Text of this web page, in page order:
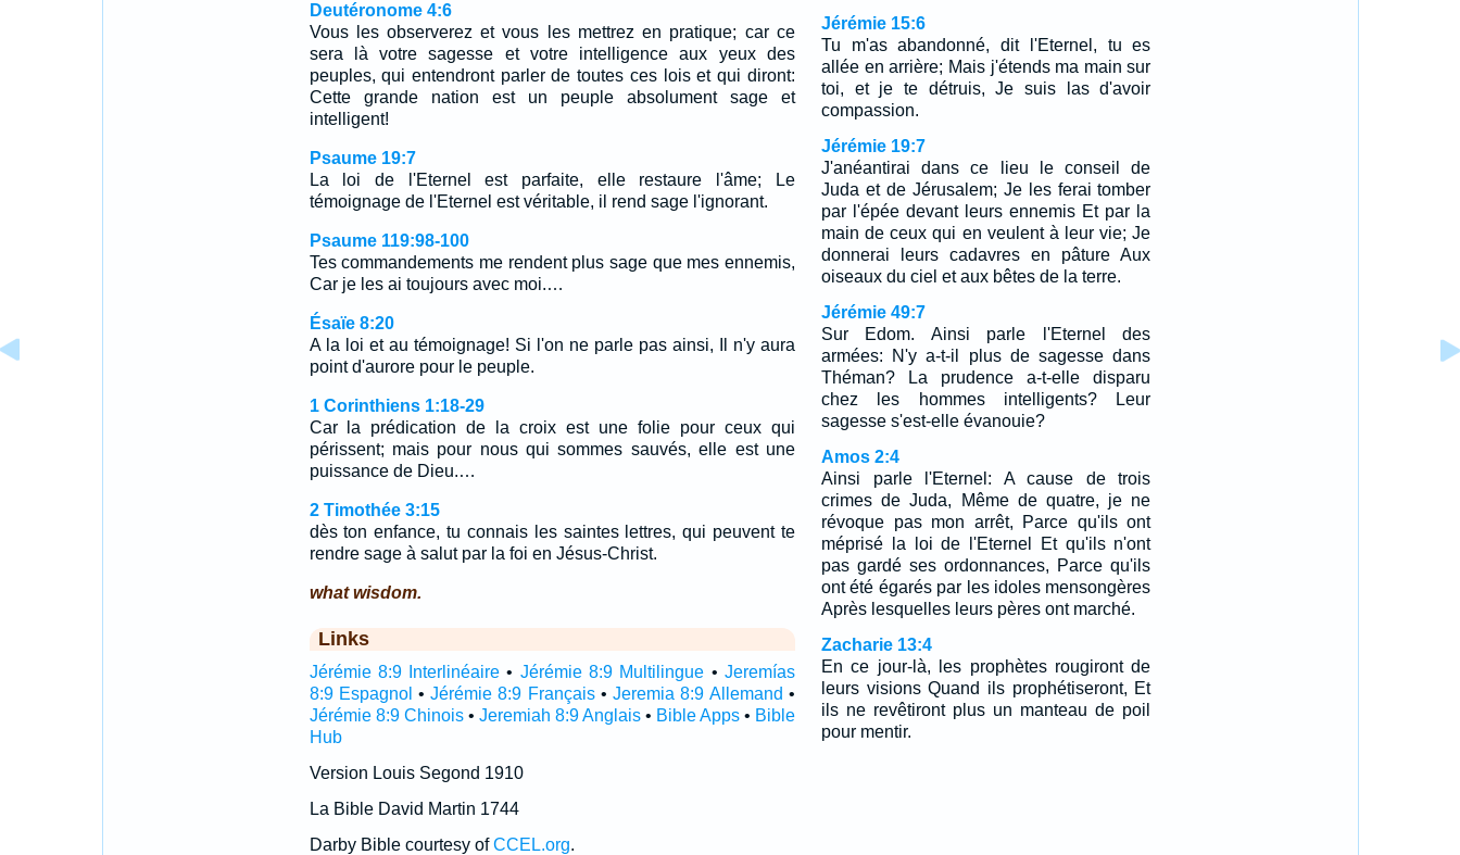
Deutéronome 4:6
Vous les observerez et vous les mettrez en pratique; car ce
sera là votre sagesse et votre intelligence aux yeux des
peuples, qui entendront parler de toutes ces lois et qui diront:
Cette grande nation est un peuple absolument sage et
intelligent!
Psaume 19:7
La loi de l'Eternel est parfaite, elle restaure l'âme; Le
témoignage de l'Eternel est véritable, il rend sage l'ignorant.
Psaume 119:98-100
Tes commandements me rendent plus sage que mes ennemis,
Car je les ai toujours avec moi.…
Ésaïe 8:20
A la loi et au témoignage! Si l'on ne parle pas ainsi, Il n'y aura
point d'aurore pour le peuple.
1 Corinthiens 1:18-29
Car la prédication de la croix est une folie pour ceux qui
périssent; mais pour nous qui sommes sauvés, elle est une
puissance de Dieu.…
2 Timothée 3:15
dès ton enfance, tu connais les saintes lettres, qui peuvent te
rendre sage à salut par la foi en Jésus-Christ.
what wisdom.
Links
Jérémie 8:9 Interlinéaire • Jérémie 8:9 Multilingue • Jeremías
8:9 Espagnol •Jérémie 8:9 Français•Jeremia 8:9 Allemand •
Jérémie 8:9 Chinois• Jeremiah 8:9 Anglais• Bible Apps• Bible
Hub
Version Louis Segond 1910
La Bible David Martin 1744
Darby Bible courtesy ofCCEL.org.
Jérémie 15:6
Tu m'as abandonné, dit l'Eternel, tu es
allée en arrière; Mais j'étends ma main sur
toi, et je te détruis, Je suis las d'avoir
compassion.
Jérémie 19:7
J'anéantirai dans ce lieu le conseil de
Juda et de Jérusalem; Je les ferai tomber
par l'épée devant leurs ennemis Et par la
main de ceux qui en veulent à leur vie; Je
donnerai leurs cadavres en pâture Aux
oiseaux du ciel et aux bêtes de la terre.
Jérémie 49:7
Sur Edom. Ainsi parle l'Eternel des
armées: N'y a-t-il plus de sagesse dans
Théman? La prudence a-t-elle disparu
chez les hommes intelligents? Leur
sagesse s'est-elle évanouie?
Amos 2:4
Ainsi parle l'Eternel: A cause de trois
crimes de Juda, Même de quatre, je ne
révoque pas mon arrêt, Parce qu'ils ont
méprisé la loi de l'Eternel Et qu'ils n'ont
pas gardé ses ordonnances, Parce qu'ils
ont été égarés par les idoles mensongères
Après lesquelles leurs pères ont marché.
Zacharie 13:4
En ce jour-là, les prophètes rougiront de
leurs visions Quand ils prophétiseront, Et
ils ne revêtiront plus un manteau de poil
pour mentir.